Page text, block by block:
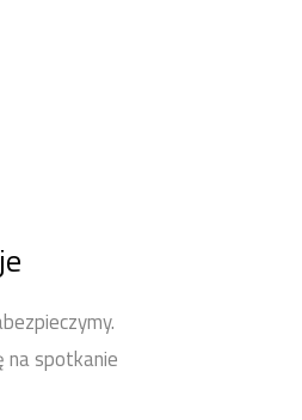
na spotkanie